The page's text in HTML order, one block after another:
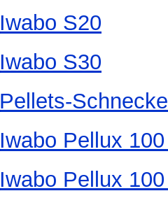
Iwabo S20
Iwabo S30
Pellets-Schnecke
Iwabo Pellux
Iwabo Pellux